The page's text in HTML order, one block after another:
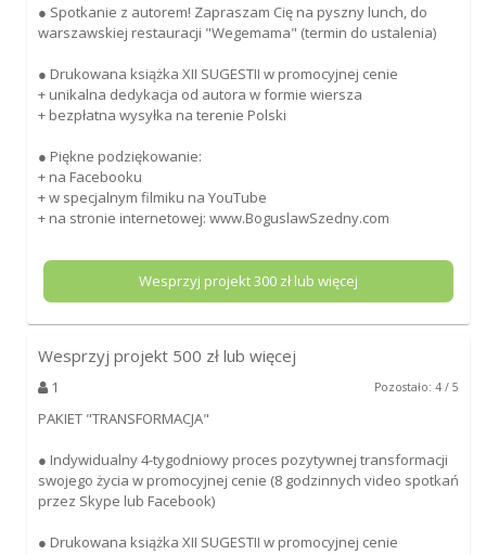
● Spotkanie z autorem! Zapraszam Cię na pyszny lunch, do
warszawskiej restauracji "Wegemama" (termin do ustalenia)
● Drukowana książka XII SUGESTII w promocyjnej cenie
+ unikalna dedykacja od autora w formie wiersza
+ bezpłatna wysyłka na terenie Polski
● Piękne podziękowanie:
+ na Facebooku
+ w specjalnym filmiku na YouTube
+ na stronie internetowej: www.BoguslawSzedny.com
Wesprzyj projekt300zł lub więcej
Wesprzyj projekt 500 zł lub więcej
1 Pozostało: 4 / 5
PAKIET "TRANSFORMACJA"
● ​Indywidualny 4-tygodniowy proces pozytywnej transformacji
swojego życia w promocyjnej cenie (8 godzinnych video spotkań
przez Skype lub Facebook)
● Drukowana książka XII SUGESTII w promocyjnej cenie